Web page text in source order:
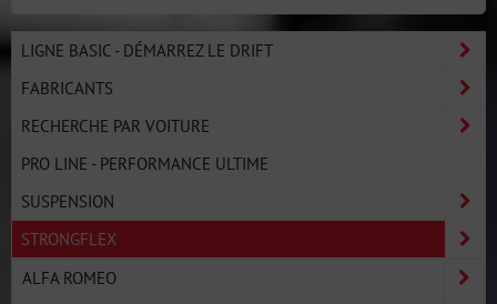
LIGNE BASIC - DÉMARREZ LE DRIFT
FABRICANTS
RECHERCHE PAR VOITURE
PRO LINE - PERFORMANCE ULTIME
SUSPENSION
STRONGFLEX
ALFA ROMEO